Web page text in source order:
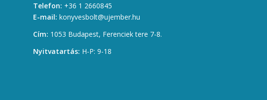
Telefon: +36 1 2660845
E-mail: konyvesbolt@ujember.hu
Cím: 1053 Budapest, Ferenciek tere 7-8.
Nyitvatartás: H-P: 9-18